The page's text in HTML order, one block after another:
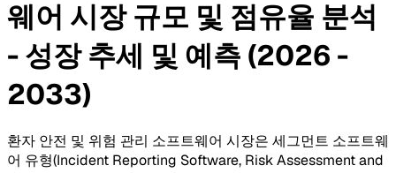
웨어 시장 규모 및 점유율 분석
- 성장 추세 및 예측 (2026 -
2033)
환자 안전 및 위험 관리 소프트웨어 시장은 세그먼트 소프트웨
어 유형(Incident Reporting Software, Risk Assessment and